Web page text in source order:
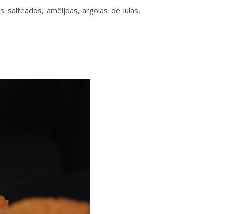
salteados, amêijoas, argolas de lulas,